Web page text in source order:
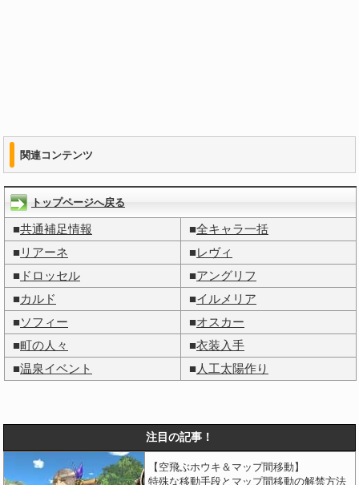
関連コンテンツ
トップページへ戻る
■共通補足情報 ■全キャラ一括
■リアーネ ■レヴィ
■ ドロッセル ■アングリフ
■カルド ■イルメリア
■ソフィー ■オスカー
■町の人々 ■衣装入手
■温泉イベント ■人工太陽作り
注目の記事！
【空飛ぶホウキ＆マップ間移動】
特殊な移動手段とマップ間移動の解禁方法